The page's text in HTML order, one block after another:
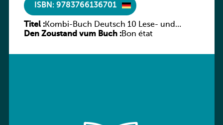
ISBN: 9783766136701
Titel :Kombi-Buch Deutsch 10 Lese- und
Sprachbuch
Den Zoustand vum Buch :Bon état